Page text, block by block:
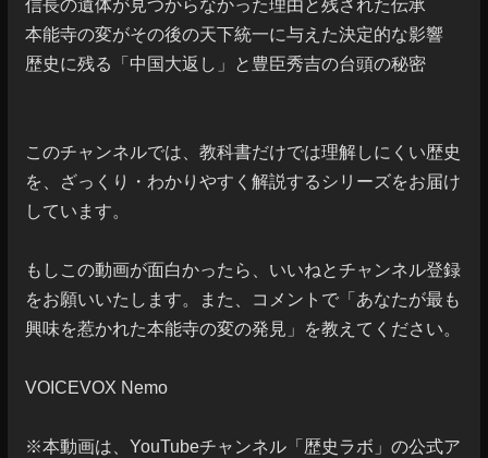
信長の遺体が見つからなかった理由と残された伝承
本能寺の変がその後の天下統一に与えた決定的な影響
歴史に残る「中国大返し」と豊臣秀吉の台頭の秘密
このチャンネルでは、教科書だけでは理解しにくい歴史
を、ざっくり・わかりやすく解説するシリーズをお届け
しています。
もしこの動画が面白かったら、いいねとチャンネル登録
をお願いいたします。また、コメントで「あなたが最も
興味を惹かれた本能寺の変の発見」を教えてください。
VOICEVOX Nemo
※本動画は、YouTubeチャンネル「歴史ラボ」の公式ア